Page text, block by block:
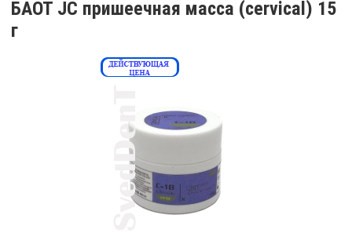
БАОТ JC пришеечная масса (cervical) 15
г